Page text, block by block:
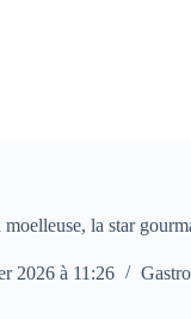
la star
2026 à 11:26